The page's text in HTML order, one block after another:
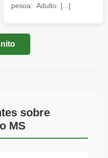
pesoa: Adulto: [...]
sobre
MS